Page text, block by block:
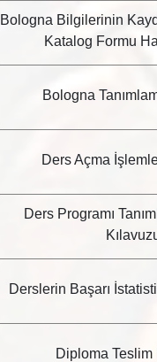
Bologna Bilgilerinin
Katalog Formu
Bologna
Ders Açma
Ders Programı
Derslerin Başarı
Diploma Teslim